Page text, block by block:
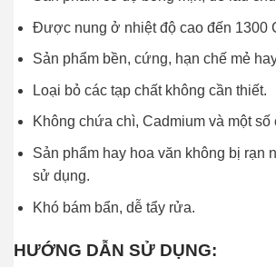
Được nung ở nhiệt độ cao đến 1300
Sản phẩm bền, cứng, hạn chế mẻ
Loại bỏ các tạp chất không cần thiết.
Không chứa chì, Cadmium và một số
Sản phẩm hay hoa văn không bị rạn
sử dụng.
Khó bám bẩn, dễ tẩy rửa.
HƯỚNG DẪN SỬ DỤNG: